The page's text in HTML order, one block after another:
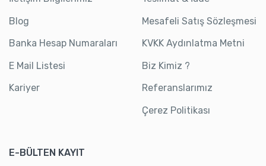
Blog
Banka Hesap Numaraları
E Mail Listesi
Kariyer
Mesafeli Satış Sözleşmesi
KVKK Aydınlatma Metni
Biz Kimiz ?
Referanslarımız
Çerez Politikası
E-BÜLTEN KAYIT